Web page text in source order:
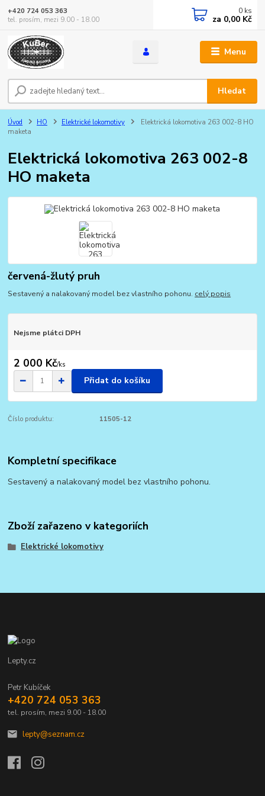
Menu
Hledat
+420 724 053 363
tel. prosím, mezi 9.00 - 18.00
0 ks
za 0,00 Kč
Úvod HO Elektrické lokomotivy
Elektrická lokomotiva 263 002-8 HO
maketa
Elektrická lokomotiva 263 002-8
HO maketa
červená-žlutý pruh
Sestavený a nalakovaný model bez vlastního pohonu. celý popis
Nejsme plátci DPH
2 000 Kč/ks
Přidat do košíku
Číslo produktu: 11505-12
Kompletní specifikace
Sestavený a nalakovaný model bez vlastního pohonu.
Zboží zařazeno v kategoriích
Elektrické lokomotivy
Lepty.cz
Petr Kubíček
+420 724 053 363
tel. prosím, mezi 9.00 - 18.00
lepty@seznam.cz